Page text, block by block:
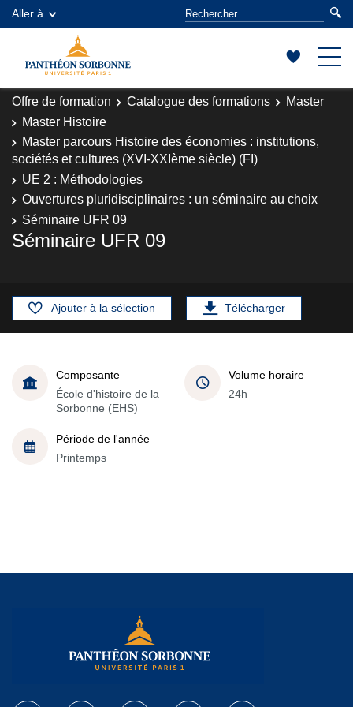
Aller à
Offre de formation Catalogue des formations
Master
Master Histoire
Master parcours Histoire des économies : institutions,
sociétés et cultures (XVI-XXIème siècle) (FI)
UE 2 : Méthodologies
Ouvertures pluridisciplinaires : un séminaire au choix
Séminaire UFR 09
Séminaire UFR 09
Ajouter à la sélection Télécharger
Composante
École d'histoire de la
Sorbonne (EHS)
Volume horaire
24h
Période de l'année
Printemps